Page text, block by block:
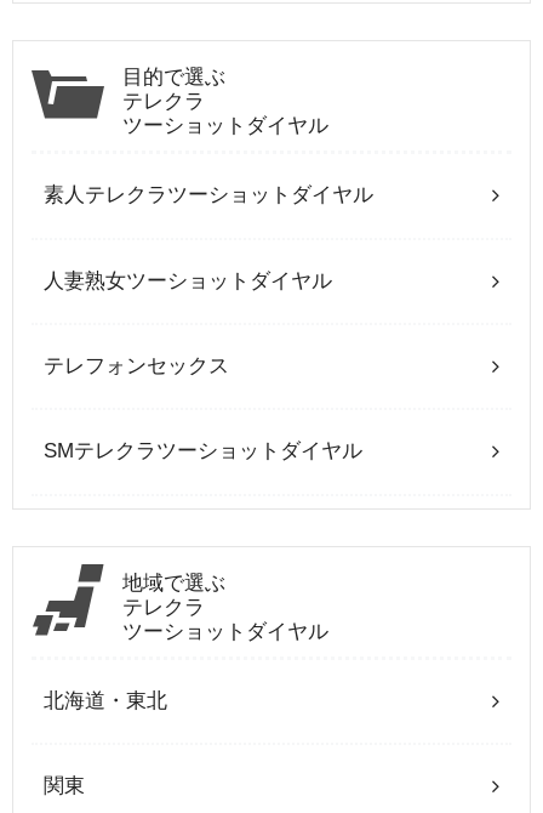
目的で選ぶ
テレクラ
ツーショットダイヤル
素人テレクラツーショットダイヤル
人妻熟女ツーショットダイヤル
テレフォンセックス
SMテレクラツーショットダイヤル
地域で選ぶ
テレクラ
ツーショットダイヤル
北海道・東北
関東